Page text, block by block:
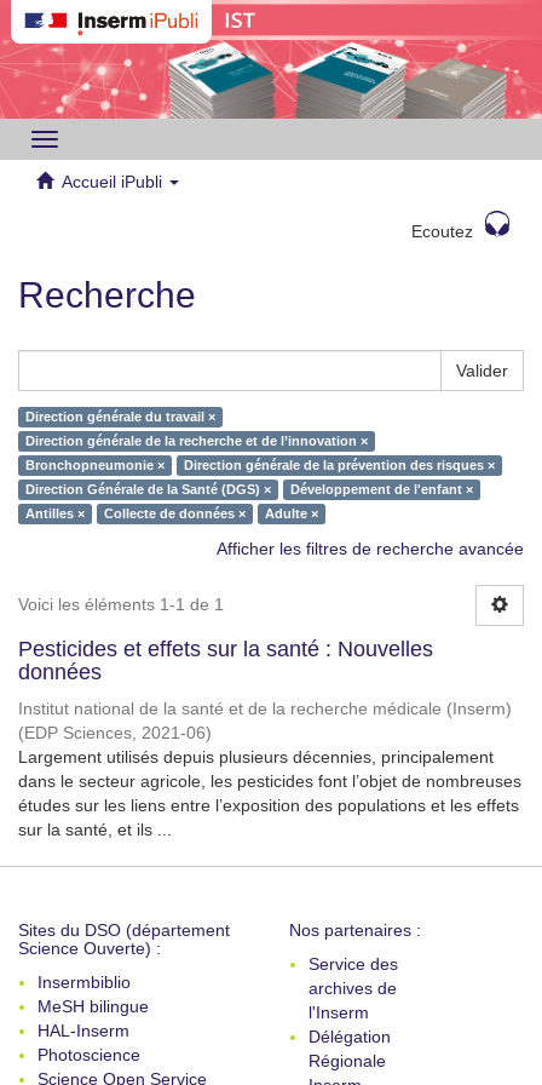
Toggle
navigation
Accueil iPubli
Ecoutez
Recherche
Valider
Direction générale du travail ×
Direction générale de la recherche et de l’innovation ×
Bronchopneumonie ×
Direction générale de la prévention des risques ×
Direction Générale de la Santé (DGS) ×
Développement de l'enfant ×
Antilles ×
Collecte de données × Adulte ×
Afficher les filtres de recherche avancée
Voici les éléments 1-1 de 1
Pesticides et effets sur la santé : Nouvelles
données
Institut national de la santé et de la recherche médicale (Inserm)
(EDP Sciences, 2021-06)
Largement utilisés depuis plusieurs décennies, principalement
dans le secteur agricole, les pesticides font l’objet de nombreuses
études sur les liens entre l’exposition des populations et les effets
sur la santé, et ils ...
Sites du DSO (département
Science Ouverte) :
Insermbiblio
MeSH bilingue
HAL-Inserm
Photoscience
Science Open Service
Nos partenaires :
Service des
archives de
l'Inserm
Délégation
Régionale